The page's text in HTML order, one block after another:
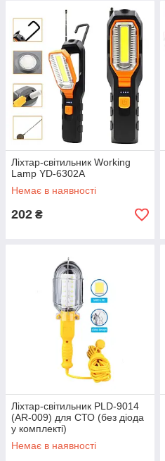
Ліхтар-світильник Working
Lamp YD-6302A
Немає в наявності
202 ₴
Ліхтар-світильник PLD-9014
(AR-009) для СТО (без діода
у комплекті)
Немає в наявності